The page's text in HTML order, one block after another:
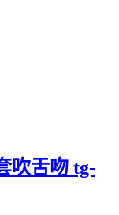
吹舌吻 tg-